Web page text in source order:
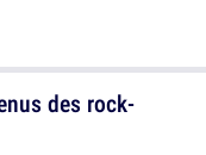
des rock-